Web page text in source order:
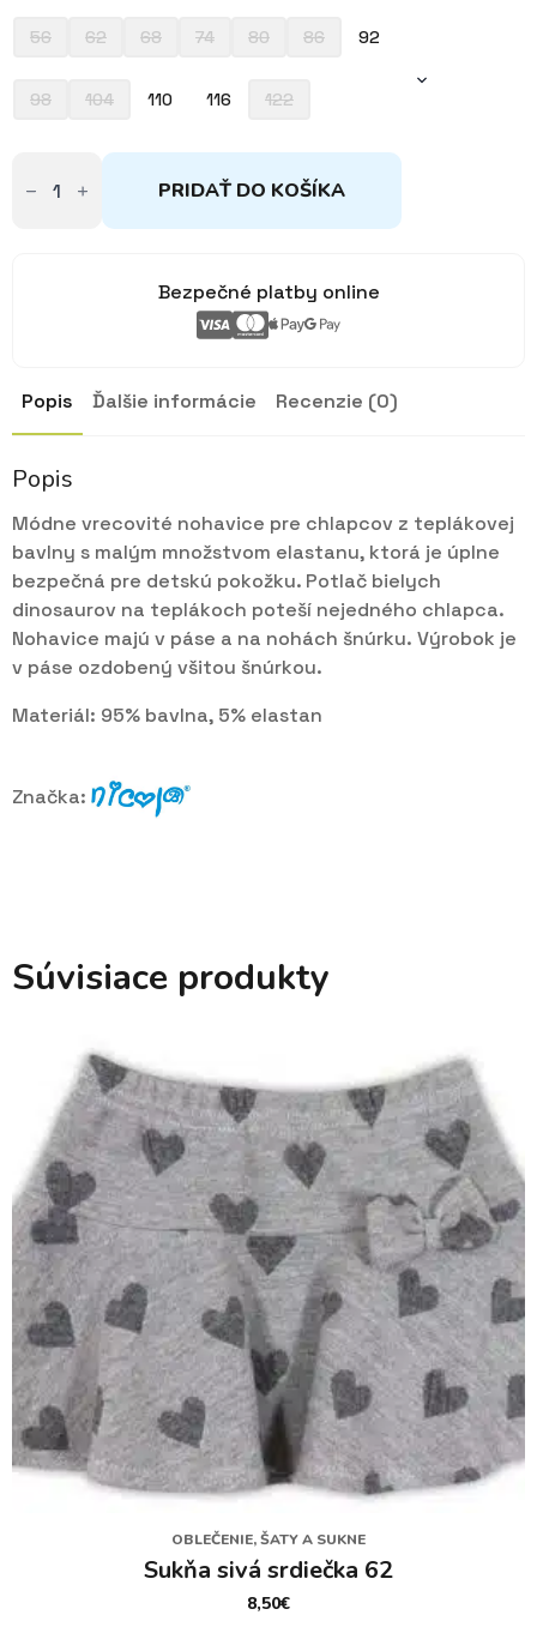
13,90€
56 62 68 74 80 86 92
98 104 110 116 122
množstvo
Tepláky
zelené
dinosaurus
PRIDAŤ DO KOŠÍKA
Bezpečné platby online
Popis Ďalšie informácie Recenzie (0)
Popis
Módne vrecovité nohavice pre chlapcov z teplákovej
bavlny s malým množstvom elastanu, ktorá je úplne
bezpečná pre detskú pokožku. Potlač bielych
dinosaurov na teplákoch poteší nejedného chlapca.
Nohavice majú v páse a na nohách šnúrku. Výrobok je
v páse ozdobený všitou šnúrkou.
Materiál: 95% bavlna, 5% elastan
Značka:
Súvisiace produkty
OBLEČENIE, ŠATY A SUKNE
Sukňa sivá srdiečka 62
8,50€